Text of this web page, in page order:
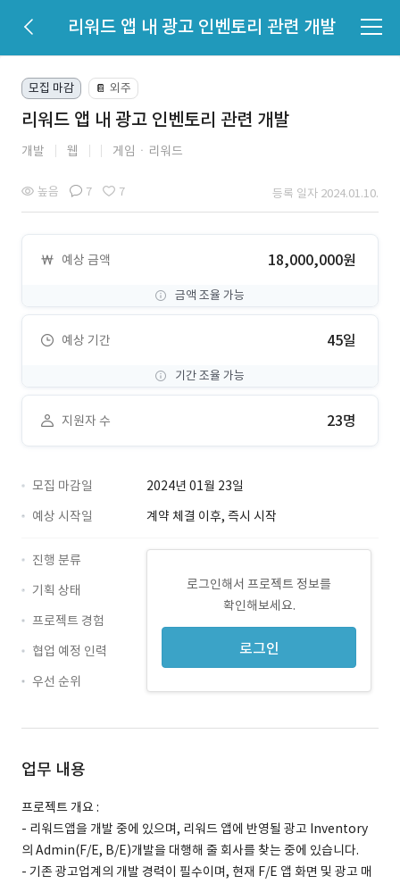
리워드 앱 내 광고 인벤토리 관련 개발
모집 마감 📔 외주
리워드 앱 내 광고 인벤토리 관련 개발
개발 웹 게임ㆍ리워드
높음 7 7 등록 일자 2024.01.10.
예상 금액 18,000,000원
금액 조율 가능
예상 기간 45일
기간 조율 가능
지원자 수 23명
모집 마감일
2024년 01월 23일
예상 시작일
계약 체결 이후, 즉시 시작
로그인해서 프로젝트 정보를
확인해보세요.
로그인
진행 분류
기획 상태
프로젝트 경험
협업 예정 인력
우선 순위
업무 내용
프로젝트 개요 :
- 리워드앱을 개발 중에 있으며, 리워드 앱에 반영될 광고 Inventory
의 Admin(F/E, B/E)개발을 대행해 줄 회사를 찾는 중에 있습니다.
- 기존 광고업계의 개발 경력이 필수이며, 현재 F/E 앱 화면 및 광고 매